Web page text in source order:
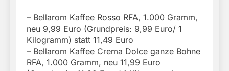
– Bellarom Kaffee Rosso RFA, 1.000 Gramm,
neu 9,99 Euro (Grundpreis: 9,99 Euro/ 1
Kilogramm) statt 11,49 Euro
– Bellarom Kaffee Crema Dolce ganze Bohne
RFA, 1.000 Gramm, neu 11,99 Euro